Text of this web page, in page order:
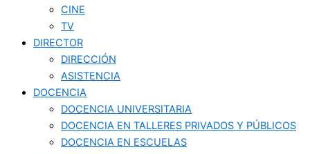
CINE
TV
DIRECTOR
DIRECCIÓN
ASISTENCIA
DOCENCIA
DOCENCIA UNIVERSITARIA
DOCENCIA EN TALLERES PRIVADOS Y PÚBLICOS
DOCENCIA EN ESCUELAS